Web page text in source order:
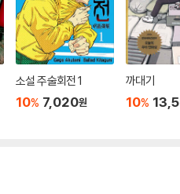
소설 주술회전 1
10% 7,020원
까대기
10%